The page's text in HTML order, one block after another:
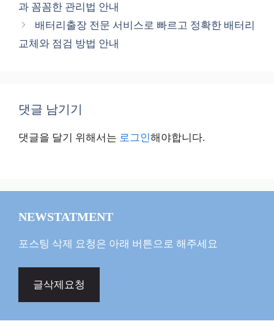
리
과 꼼꼼한 관리법 안내
배터리출장 전문 서비스로 빠르고 정확한 배터리
교체와 점검 방법 안내
댓글 남기기
댓글을 달기 위해서는 로그인해야합니다.
NEWSTATMENT
포스팅 삭제 요청은 아래 버튼으로 해주세요
글삭제요청